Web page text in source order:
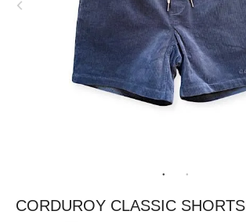
CORDUROY CLASSIC SHORTS